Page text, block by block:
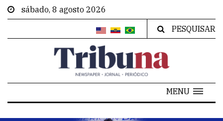
sábado, 8 agosto 2026
PESQUISAR
MENU